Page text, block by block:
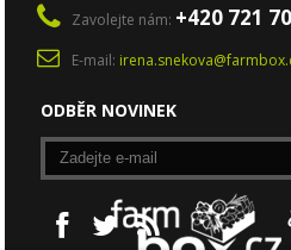
Zavolejte nám: +420 721
E-mail:
ODBĚR NOVINEK